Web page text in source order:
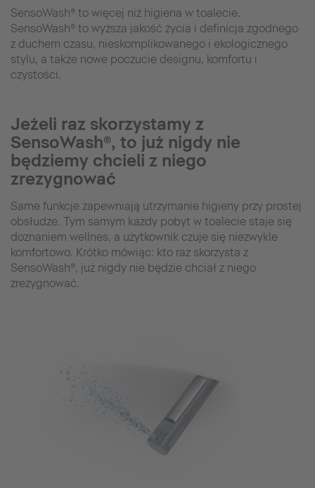
SensoWash® to więcej niż higiena w toalecie.
SensoWash® to wyższa jakość życia i definicja zgodnego
z duchem czasu, nieskomplikowanego i ekologicznego
stylu, a także nowe poczucie designu, komfortu i
czystości.
Jeżeli raz skorzystamy z
SensoWash®, to już nigdy nie
będziemy chcieli z niego
zrezygnować
Same funkcje zapewniają utrzymanie higieny przy prostej
obsłudze. Tym samym każdy pobyt w toalecie staje się
doznaniem wellnes, a użytkownik czuje się niezwykle
komfortowo. Krótko mówiąc: kto raz skorzysta z
SensoWash®, już nigdy nie będzie chciał z niego
zrezygnować.